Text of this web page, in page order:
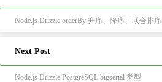
Node.js Drizzle orderBy 升序、降序、联合排序
Next Post
Node.js Drizzle PostgreSQL bigserial 类型